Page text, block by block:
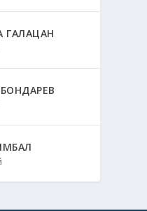
ГАЛАЦАН